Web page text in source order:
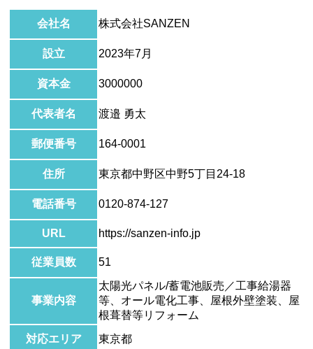
会社名 株式会社SANZEN
設立 2023年7月
資本金 3000000
代表者名 渡邉 勇太
郵便番号 164-0001
住所 東京都中野区中野5丁目24-18
電話番号 0120-874-127
URL https://sanzen-info.jp
従業員数 51
事業内容
太陽光パネル/蓄電池販売／工事給湯器
等、オール電化工事、屋根外壁塗装、屋
根葺替等リフォーム
対応エリア
東京都